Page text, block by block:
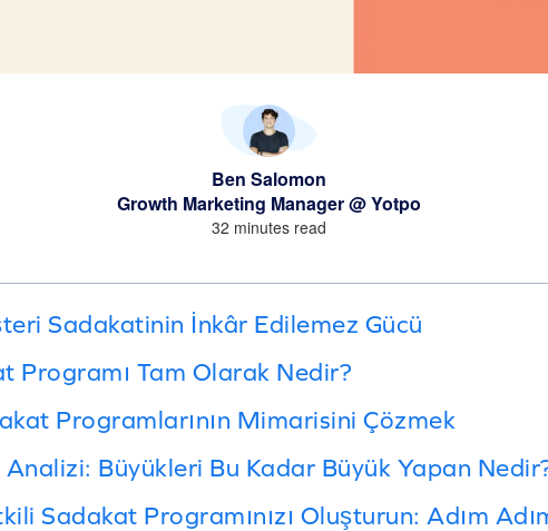
Ben Salomon
Growth Marketing Manager @ Yotpo
32 minutes read
Sadakatinin İnkâr Edilemez Gücü
Programı Tam Olarak Nedir?
Programlarının Mimarisini Çözmek
Analizi: Büyükleri Bu Kadar Büyük Yapan
Sadakat Programınızı Oluşturun: Adım